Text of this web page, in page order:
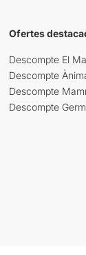
Ofertes
Descompte El
Descompte
Descompte
Descompte